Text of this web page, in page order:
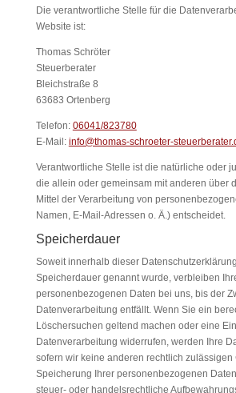
Die verantwortliche Stelle für die
Website ist:
Thomas Schröter
Steuerberater
Bleichstraße 8
63683 Ortenberg
Telefon: 06041/823780
E-Mail: info@thomas-schroeter-
Verantwortliche Stelle ist die natürliche oder
die allein oder gemeinsam mit anderen über
Mittel der Verarbeitung von
Namen, E-Mail-Adressen o. Ä.) entscheidet.
Speicherdauer
Soweit innerhalb dieser
Speicherdauer genannt wurde, verbleiben
personenbezogenen Daten bei uns, bis der
Datenverarbeitung entfällt. Wenn Sie ein
Löschersuchen geltend machen oder eine
Datenverarbeitung widerrufen, werden Ihre
sofern wir keine anderen rechtlich zulässigen
Speicherung Ihrer personenbezogenen
steuer- oder handelsrechtliche